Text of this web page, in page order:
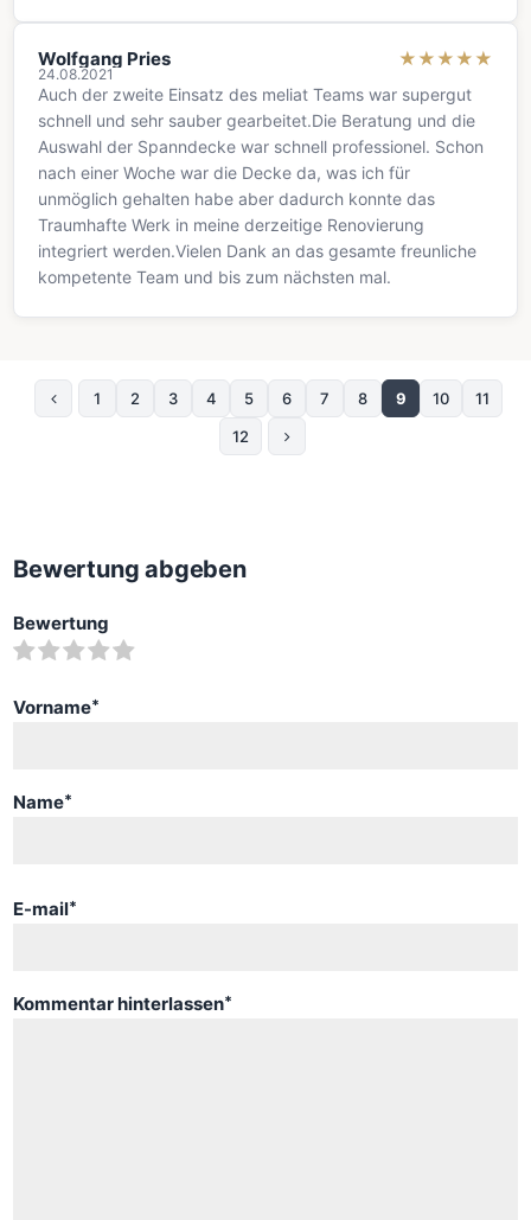
Wolfgang Pries
24.08.2021
★ ★ ★ ★ ★
Auch der zweite Einsatz des meliat Teams war supergut
schnell und sehr sauber gearbeitet.Die Beratung und die
Auswahl der Spanndecke war schnell professionel. Schon
nach einer Woche war die Decke da, was ich für
unmöglich gehalten habe aber dadurch konnte das
Traumhafte Werk in meine derzeitige Renovierung
integriert werden.Vielen Dank an das gesamte freunliche
kompetente Team und bis zum nächsten mal.
Vorherige Seite
1 2 3 4 5 6 7 8 9 10
11
12
Nächste Seite
Bewertung abgeben
Bewertung
Vorname*
Name*
E-mail*
Kommentar hinterlassen*